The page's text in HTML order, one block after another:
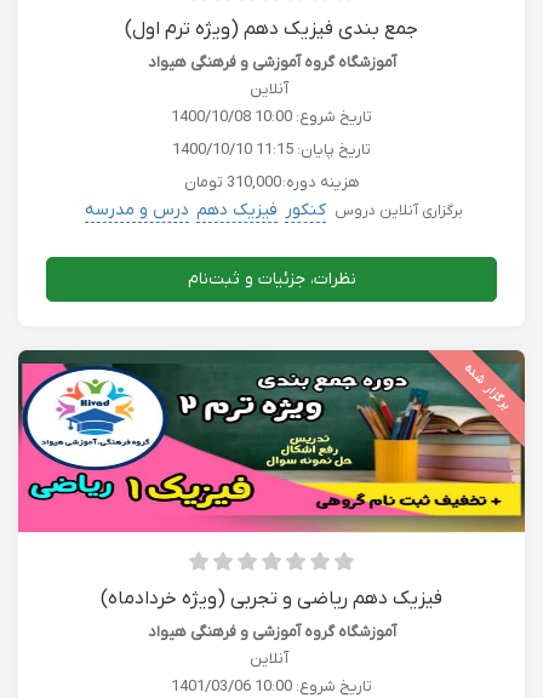
جمع بندی فیزیک دهم (ویژه ترم اول)
آموزشگاه گروه آموزشی و فرهنگی هیواد
آنلاین
تاریخ شروع: 1400/10/08 10:00
تاریخ پایان: 1400/10/10 11:15
هزینه دوره:310,000 تومان
برگزاری آنلاین دروس کنکور فیزیک دهم درس و مدرسه
نظرات، جزئیات و ثبت‌نام
برگزار شده
فیزیک دهم ریاضی و تجربی (ویژه خردادماه)
آموزشگاه گروه آموزشی و فرهنگی هیواد
آنلاین
تاریخ شروع: 1401/03/06 10:00